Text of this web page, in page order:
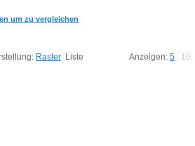
um zu vergleichen
Anzeigen: 5 10
Raster Liste